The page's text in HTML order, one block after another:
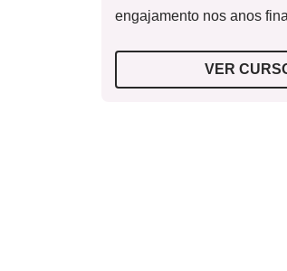
engajamento nos anos
VER